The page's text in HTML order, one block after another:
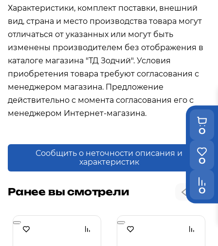
0
0
0
Характеристики, комплект поставки, внешний
вид, страна и место производства товара могут
отличаться от указанных или могут быть
изменены производителем без отображения в
каталоге магазина "ТД Зодчий". Условия
приобретения товара требуют согласования с
менеджером магазина. Предложение
действительно с момента согласования его с
менеджером Интернет-магазина.
Сообщить о неточности описания и
характеристик
Ранее вы смотрели